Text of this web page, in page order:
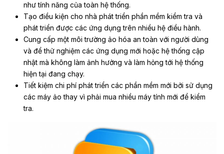
như tính năng của toàn hệ thống.
Tạo điều kiện cho nhà phát triển phần mềm kiểm tra và
phát triển được các ứng dụng trên nhiều hệ điều hành.
Cung cấp một môi trường ảo hóa an toàn với người dùng
và để thử nghiệm các ứng dụng mới hoặc hệ thống cập
nhật mà không làm ảnh hưởng và làm hỏng tới hệ thống
hiện tại đang chạy.
Tiết kiệm chi phí phát triển các phần mềm mới bởi sử dụng
các máy ảo thay vì phải mua nhiều máy tính mới để kiểm
tra.